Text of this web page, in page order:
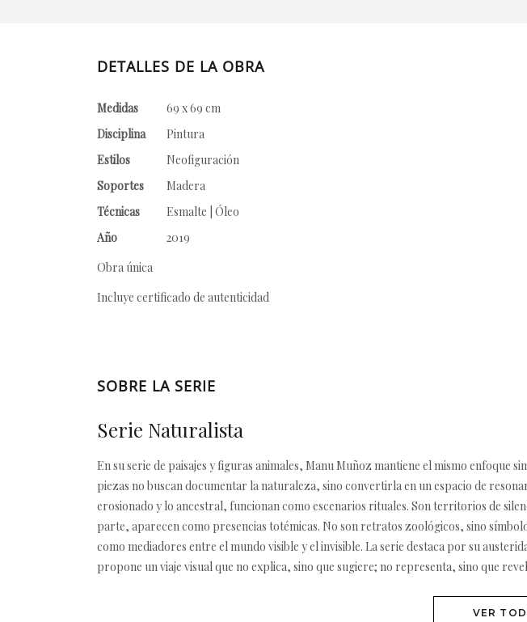
DETALLES DE LA OBRA
Medidas
69 x 69 cm
Disciplina
Pintura
Estilos
Neofiguración
Soportes
Madera
Técnicas
Esmalte | Óleo
Año
2019
Obra única
Incluye certificado de autenticidad
SOBRE LA SERIE
Serie Naturalista
En su serie de paisajes y figuras animales, Manu Muñoz mantiene el mismo enfoque
piezas no buscan documentar la naturaleza, sino convertirla en un espacio de
erosionado y lo ancestral, funcionan como escenarios rituales. Son territorios de
parte, aparecen como presencias totémicas. No son retratos zoológicos, sino
como mediadores entre el mundo visible y el invisible. La serie destaca por su
propone un viaje visual que no explica, sino que sugiere; no representa, sino que
VER